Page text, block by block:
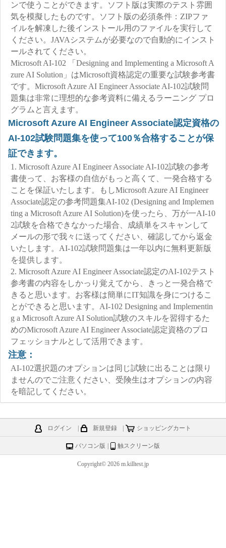
ンで使うことができます。ソフト版は実際のテスト雰囲
気を模擬したものです。ソフト版の必須条件：ZIPファ
イルを解凍した後インストール用のファイルを実行して
ください。JAVAシステムが必要なので自動的にインスト
ールされてください。
Microsoft AI-102 「Designing and Implementing a Microsoft A
zure AI Solution」はMicrosoft資格認定の重要な試験参考書
です。Microsoft Azure AI Engineer Associate AI-102試験問
題集は非常に理想的な参考資料に備えるラーニング プロ
グラムと言えます。
Microsoft Azure AI Engineer Associate認定資格の
AI-102試験問題集を使って100％合格することが保
証できます。
1. Microsoft Azure AI Engineer Associate AI-102試験の参考
書使って、お客様の自信がもっと高くて、一発合格する
ことを保証いたします。もしMicrosoft Azure AI Engineer
Associate認定の参考問題集AI-102 (Designing and Implemen
ting a Microsoft Azure AI Solution)を使ったら、万が一AI-10
2試験を合格できなかった場合、成績単をスキャンして
メールの形で我々に送ってください、確認してから返金
いたします。AI-102試験問題集は一年以内に無料更新版
を提供します。
2. Microsoft Azure AI Engineer Associate認定のAI-102テスト
参考書の内容をしかっり覚えてから、きっと一発合格で
きると思います。お客様は簡単にIT知識を身につけるこ
とができると思います。AI-102 Designing and Implementin
g a Microsoft Azure AI Solution試験のスキルを習得するた
めのMicrosoft Azure AI Engineer Associate認定資格のプロ
フェッショナルとして活用できます。
注意：
AI-102選択題のオプションは同じ試験に出ることは限り
ませんのでご注意ください、受険生はオプションの内容
を暗記してください。
ログイン 新規登録 ショッピングカート
パソコン版 触スクリーン版
Copyright© 2026 m.killtest.jp